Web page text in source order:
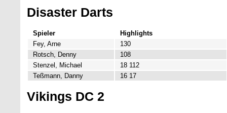
Disaster Darts
Spieler
Highlights
Fey, Arne
130
Rotsch, Denny
108
Stenzel, Michael
18 112
Teßmann, Danny
16 17
Vikings DC 2